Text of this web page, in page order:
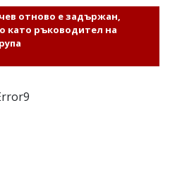
отново е задържан,
като ръководител на